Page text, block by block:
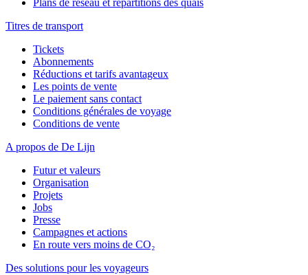
Plans de réseau et répartitions des quais
Titres de transport
Tickets
Abonnements
Réductions et tarifs avantageux
Les points de vente
Le paiement sans contact
Conditions générales de voyage
Conditions de vente
A propos de De Lijn
Futur et valeurs
Organisation
Projets
Jobs
Presse
Campagnes et actions
En route vers moins de CO₂
Des solutions pour les voyageurs